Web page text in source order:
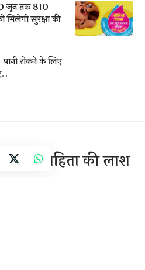
जून तक 810
मिलेगी सुरक्षा की
रोकने के लिए
विवाहिता की लाश